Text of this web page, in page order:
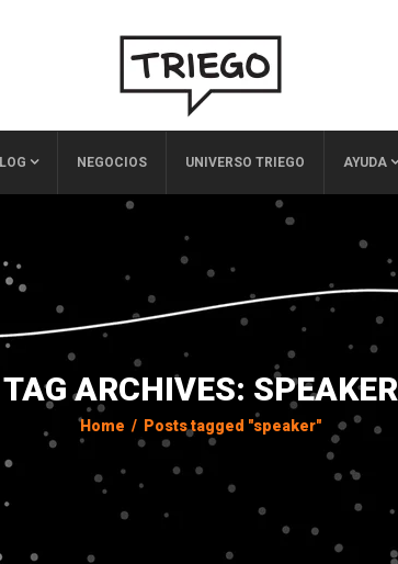
NEGOCIOS UNIVERSO TRIEGO AYUDA
TAG ARCHIVES: SPEAKER
Home / Posts tagged "speaker"